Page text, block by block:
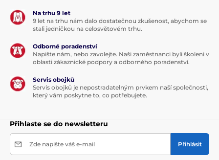
Na trhu 9 let
9 let na trhu nám dalo dostatečnou zkušenost, abychom se
stali jedničkou na celosvětovém trhu.
Odborné poradenství
Napište nám, nebo zavolejte. Naši zaměstnanci byli školeni v
oblasti zákaznické podpory a odborného poradenství.
Servis obojků
Servis obojků je nepostradatelným prvkem naší společnosti,
který vám poskytne to, co potřebujete.
Přihlaste se do newsletteru
Zde napište váš e-mail Přihlásit